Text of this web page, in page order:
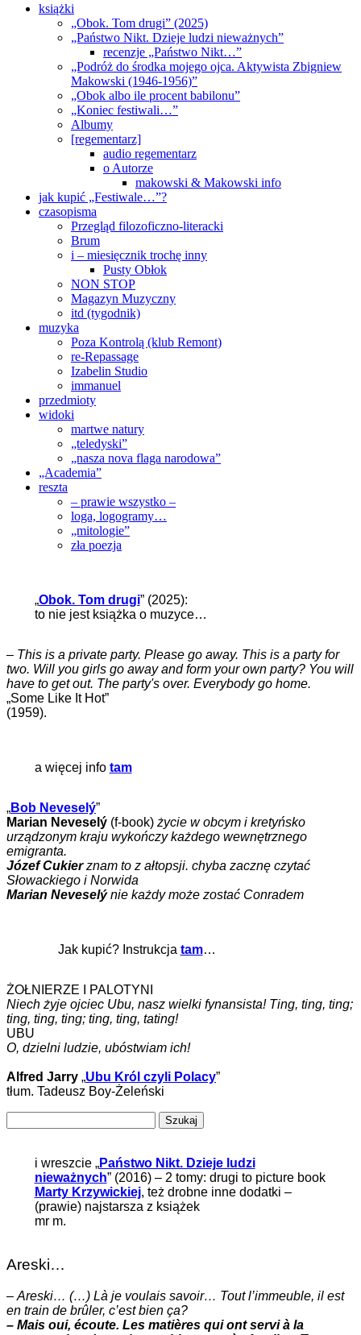
książki
„Obok. Tom drugi” (2025)
„Państwo Nikt. Dzieje ludzi nieważnych”
recenzje „Państwo Nikt…”
„Podróż do środka mojego ojca. Aktywista Zbigniew
Makowski (1946-1956)”
„Obok albo ile procent babilonu”
„Koniec festiwali…”
Albumy
[regementarz]
audio regementarz
o Autorze
makowski & Makowski info
jak kupić „Festiwale…”?
czasopisma
Przegląd filozoficzno-literacki
Brum
i – miesięcznik trochę inny
Pusty Obłok
NON STOP
Magazyn Muzyczny
itd (tygodnik)
muzyka
Poza Kontrolą (klub Remont)
re-Repassage
Izabelin Studio
immanuel
przedmioty
widoki
martwe natury
„teledyski”
„nasza nova flaga narodowa”
„Academia”
reszta
– prawie wszystko –
loga, logogramy…
„mitologie”
zła poezja
„Obok. Tom drugi” (2025):
to nie jest książka o muzyce…
– This is a private party. Please go away. This is a party for
two. Will you girls go away and form your own party? You will
have to get out. The party's over. Everybody go home.
„Some Like It Hot”
(1959).
a więcej info tam
„Bob Neveselý”
Marian Neveselý (f-book) życie w obcym i kretyńsko
urządzonym kraju wykończy każdego wewnętrznego
emigranta.
Józef Cukierznam to z ałtopsji. chyba zacznę czytać
Słowackiego i Norwida
Marian Neveselýnie każdy może zostać Conradem
Jak kupić? Instrukcja tam…
ŻOŁNIERZE I PALOTYNI
Niech żyje ojciec Ubu, nasz wielki fynansista! Ting, ting, ting;
ting, ting, ting; ting, ting, tating!
UBU
O, dzielni ludzie, ubóstwiam ich!
Alfred Jarry „Ubu Król czyli Polacy”
tłum. Tadeusz Boy-Żeleński
i wreszcie „Państwo Nikt. Dzieje ludzi
nieważnych” (2016) – 2 tomy: drugi to picture book
Marty Krzywickiej, też drobne inne dodatki –
(prawie) najstarsza z książek
mr m.
Areski…
– Areski… (…) Là je voulais savoir… Tout l’immeuble, il est
en train de brûler, c’est bien ça?
– Mais oui, écoute. Les matières qui ont servi à la